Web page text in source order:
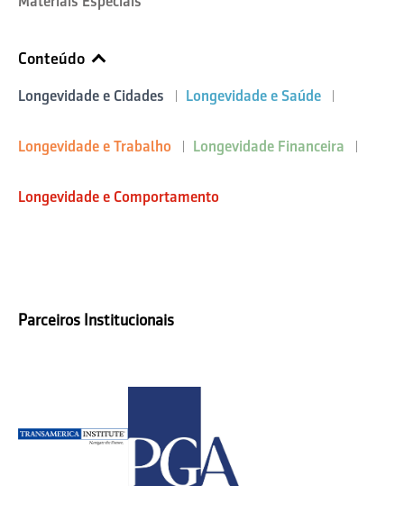
Conteúdo
Longevidade e Cidades Longevidade e Saúde
Longevidade e Trabalho Longevidade Financeira
Longevidade e Comportamento
Parceiros Institucionais